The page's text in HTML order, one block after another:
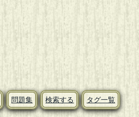
問題集 検索する タグ一覧